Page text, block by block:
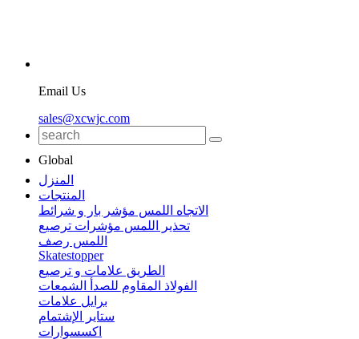
Email Us
sales@xcwjc.com
Global
المنزل
المنتجات
الاتجاه اللمس مؤشر بار و شرائط
تحذير اللمس مؤشرات ترصيع
اللمس رصف
Skatestopper
الطريق علامات و ترصيع
الفولاذ المقاوم للصدأ الشمعات
برايل علامات
ستاير الإشتمام
اكسسوارات